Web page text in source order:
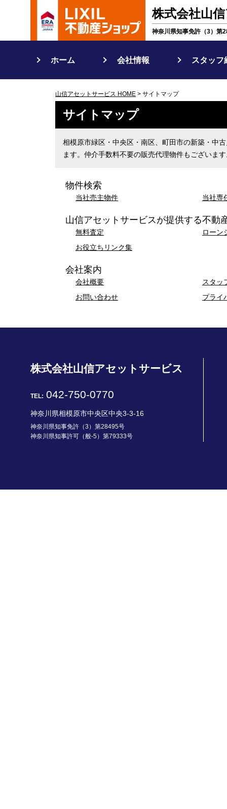
株式会社山
神奈川県知事免許（3）第
ホーム 会社情報 スタッフ
山信アセットサービス HOME > サイトマップ
サイトマップ
相模原市緑区・中央区・南区、町田市の新築・中
ます。仲介手数料不要の販売代理物件もございま
物件検索
当社売主物件 当社専
山信アセットサービスが提供する不動
無料査定
ローン
お役立ちリンク集
会社案内
会社概要
スタッ
お問い合わせ
プライ
株式会社山信アセットサービス
TEL: 042-750-0770
神奈川県相模原市中央区中央3-3-16
神奈川県知事免許（3）第28495号
神奈川県知事許可（般-5）第79333号